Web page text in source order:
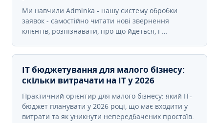
Ми навчили Adminka - нашу систему обробки
заявок - самостійно читати нові звернення
клієнтів, розпізнавати, про що йдеться, і …
IT бюджетування для малого бізнесу:
скільки витрачати на IT у 2026
Практичний орієнтир для малого бізнесу: який IT-
бюджет планувати у 2026 році, що має входити у
витрати та як уникнути непередбачених простоїв.